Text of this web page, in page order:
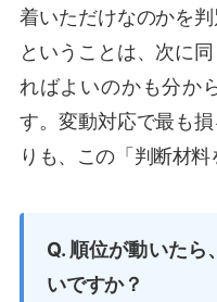
着いただけなのかを
ということは、次に
ればよいのかも分か
す。変動対応で最も
りも、この「判断材料
Q. 順位が動いた
いですか？